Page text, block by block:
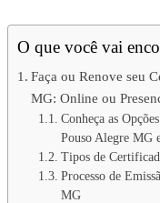
O que você vai
Faça ou Renove seu
MG: Online ou
Conheça as
Pouso Alegre MG
Tipos de
Processo de
MG